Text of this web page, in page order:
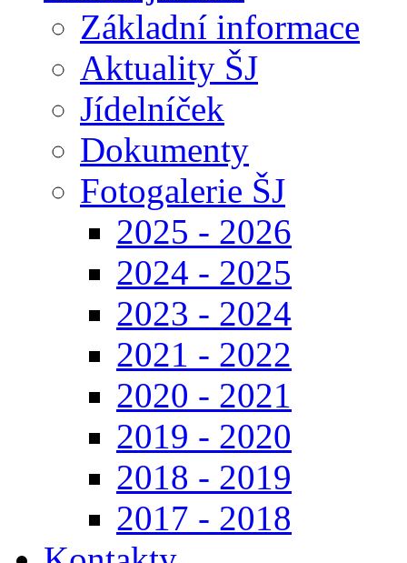
Základní informace
Aktuality ŠJ
Jídelníček
Dokumenty
Fotogalerie ŠJ
2025 - 2026
2024 - 2025
2023 - 2024
2021 - 2022
2020 - 2021
2019 - 2020
2018 - 2019
2017 - 2018